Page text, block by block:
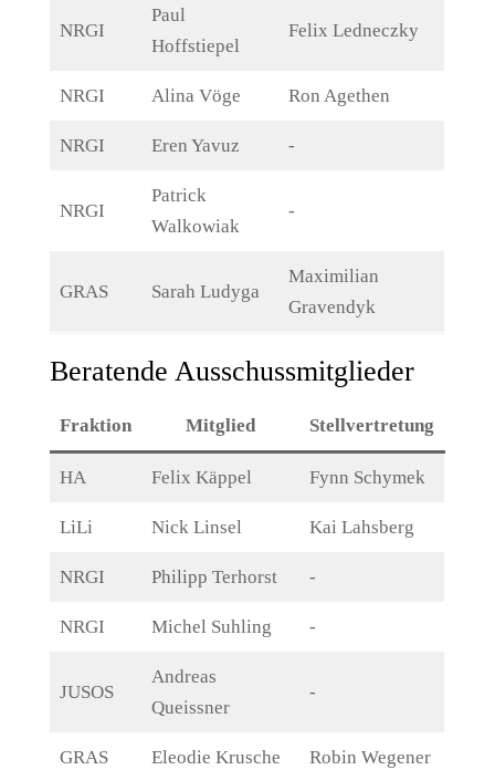
NRGI
Paul
Hoffstiepel
Felix Ledneczky
NRGI Alina Vöge Ron Agethen
NRGI Eren Yavuz -
NRGI
Patrick
Walkowiak
-
GRAS Sarah Ludyga
Maximilian
Gravendyk
Beratende Ausschussmitglieder
Fraktion Mitglied Stellvertretung
HA Felix Käppel Fynn Schymek
LiLi Nick Linsel Kai Lahsberg
NRGI Philipp Terhorst -
NRGI Michel Suhling -
JUSOS
Andreas
Queissner
-
GRAS Eleodie Krusche Robin Wegener